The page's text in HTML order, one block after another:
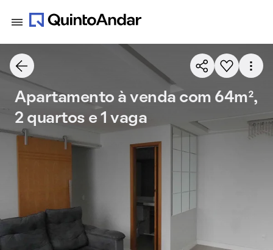
Apartamento à venda com 64m²,
2 quartos e 1 vaga